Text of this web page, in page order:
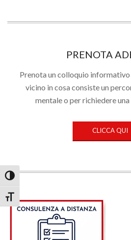
Attiva/disattiva alto contrasto
Attiva/disattiva dimensione testo
PRENOTA
Prenota un colloquio informativo
vicino in cosa consiste un
mentale o per richiedere
CLICCA QUI